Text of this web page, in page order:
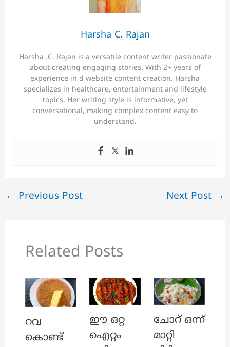
Harsha C. Rajan
Harsha .C. Rajan is a versatile content writer passionate
about creating engaging stories. With 2+ years of
experience in d website content creation. Harsha
specializes in healthcare, entertainment and lifestyle
topics. Her writing style is informative, yet
conversational, making complex content easy to
understand.
← Previous Post Next Post →
Related Posts
റവ
കൊണ്ട്
ഈ ഒറ്റ
ഐറ്റം
ചോറ് ഒന്ന്
മാറ്റി